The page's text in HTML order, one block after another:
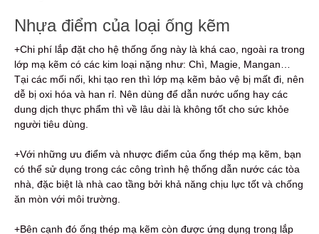
Nhựa điểm của loại ống kẽm
+Chi phí lắp đặt cho hệ thống ống này là khá cao, ngoài ra trong
lớp mạ kẽm có các kim loại nặng như: Chì, Magie, Mangan…
Tại các mối nối, khi tạo ren thì lớp mạ kẽm bảo vệ bị mất đi, nên
dễ bị oxi hóa và han rỉ. Nên dùng để dẫn nước uống hay các
dung dịch thực phẩm thì về lâu dài là không tốt cho sức khỏe
người tiêu dùng.
+Với những ưu điểm và nhược điểm của ống thép mạ kẽm, bạn
có thể sử dụng trong các công trình hệ thống dẫn nước các tòa
nhà, đặc biệt là nhà cao tầng bởi khả năng chịu lực tốt và chống
ăn mòn với môi trường.
+Bên cạnh đó ống thép mạ kẽm còn được ứng dụng trong lắp